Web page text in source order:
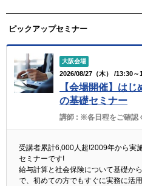
ピックアップセミナー
大阪会場
2026/08/27（木） /13:30～
【会場開催】は
の基礎セミナー
講師 : ※各日程をご確認
受講者累計6,000人超!2009年から実
セミナーです!
給与計算と社会保険について基礎か
で、初めての方でもすぐに実務に活